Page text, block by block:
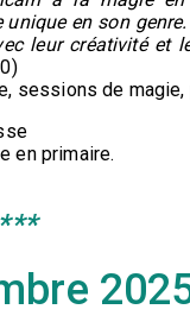
en son
leur créativité et
sessions de
en primaire.